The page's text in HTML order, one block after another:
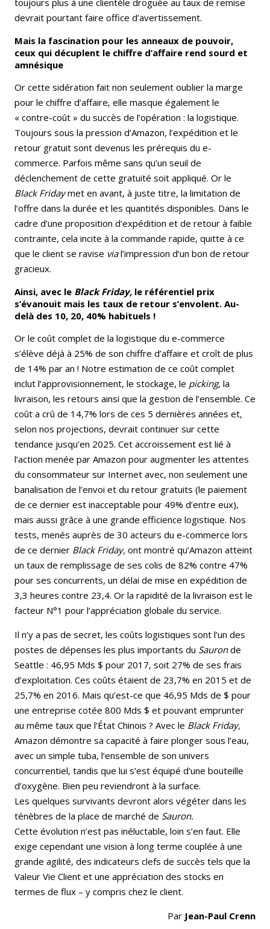
toujours plus à une clientèle droguée au taux de remise
devrait pourtant faire office d’avertissement.
Mais la fascination pour les anneaux de pouvoir,
ceux qui décuplent le chiffre d’affaire rend sourd et
amnésique
Or cette sidération fait non seulement oublier la marge
pour le chiffre d’affaire, elle masque également le
« contre-coût » du succès de l’opération : la logistique.
Toujours sous la pression d’Amazon, l’expédition et le
retour gratuit sont devenus les prérequis du e-
commerce. Parfois même sans qu’un seuil de
déclenchement de cette gratuité soit appliqué. Or le
Black Fridaymet en avant, à juste titre, la limitation de
l’offre dans la durée et les quantités disponibles. Dans le
cadre d’une proposition d’expédition et de retour à faible
contrainte, cela incite à la commande rapide, quitte à ce
que le client se ravise vial’impression d’un bon de retour
gracieux.
Ainsi, avec le Black Friday, le référentiel prix
s’évanouit mais les taux de retour s’envolent. Au-
delà des 10, 20, 40% habituels !
Or le coût complet de la logistique du e-commerce
s’élève déjà à 25% de son chiffre d’affaire et croît de plus
de 14% par an ! Notre estimation de ce coût complet
inclut l’approvisionnement, le stockage, le picking, la
livraison, les retours ainsi que la gestion de l’ensemble. Ce
coût a crû de 14,7% lors de ces 5 dernières années et,
selon nos projections, devrait continuer sur cette
tendance jusqu’en 2025. Cet accroissement est lié à
l’action menée par Amazon pour augmenter les attentes
du consommateur sur Internet avec, non seulement une
banalisation de l’envoi et du retour gratuits (le paiement
de ce dernier est inacceptable pour 49% d’entre eux),
mais aussi grâce à une grande efficience logistique. Nos
tests, menés auprès de 30 acteurs du e-commerce lors
de ce dernier Black Friday, ont montré qu’Amazon atteint
un taux de remplissage de ses colis de 82% contre 47%
pour ses concurrents, un délai de mise en expédition de
3,3 heures contre 23,4. Or la rapidité de la livraison est le
facteur N°1 pour l’appréciation globale du service.
Il n’y a pas de secret, les coûts logistiques sont l’un des
postes de dépenses les plus importants du Sauronde
Seattle : 46,95 Mds $ pour 2017, soit 27% de ses frais
d’exploitation. Ces coûts étaient de 23,7% en 2015 et de
25,7% en 2016. Mais qu’est-ce que 46,95 Mds de $ pour
une entreprise cotée 800 Mds $ et pouvant emprunter
au même taux que l’État Chinois ? Avec le Black Friday,
Amazon démontre sa capacité à faire plonger sous l’eau,
avec un simple tuba, l’ensemble de son univers
concurrentiel, tandis que lui s’est équipé d’une bouteille
d’oxygène. Bien peu reviendront à la surface.
Les quelques survivants devront alors végéter dans les
ténèbres de la place de marché de Sauron.
Cette évolution n’est pas inéluctable, loin s’en faut. Elle
exige cependant une vision à long terme couplée à une
grande agilité, des indicateurs clefs de succès tels que la
Valeur Vie Client et une appréciation des stocks en
termes de flux – y compris chez le client.
Par Jean-Paul Crenn